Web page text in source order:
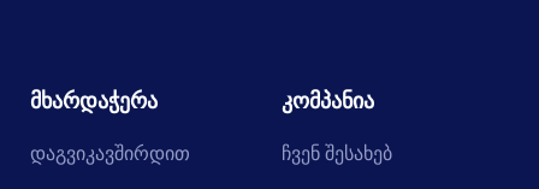
მხარდაჭერა
დაგვიკავშირდით
კომპანია
ჩვენ შესახებ